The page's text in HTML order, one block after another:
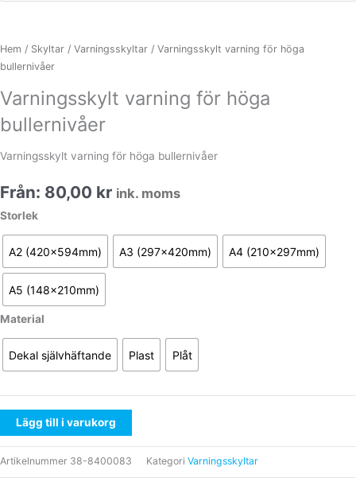
Hem / Skyltar / Varningsskyltar / Varningsskylt varning för höga
bullernivåer
Varningsskylt varning för höga
bullernivåer
Varningsskylt varning för höga bullernivåer
Från: 80,00 kr ink. moms
Storlek
A2 (420x594mm) A3 (297x420mm) A4 (210x297mm)
A5 (148x210mm)
Material
Dekal självhäftande Plast Plåt
Lägg till i varukorg
Artikelnummer 38-8400083 Kategori Varningsskyltar